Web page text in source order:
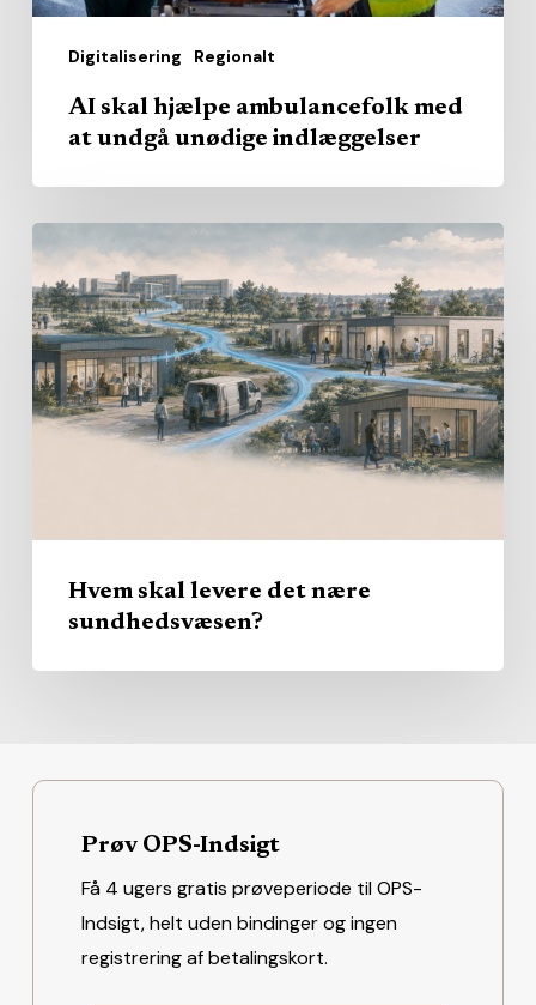
Digitalisering Regionalt
AI skal hjælpe ambulancefolk med
at undgå unødige indlæggelser
skal
levere
det
nære
sundhedsvæsen?
Hvem skal levere det nære
sundhedsvæsen?
Prøv OPS-Indsigt
Få 4 ugers gratis prøveperiode til OPS-
Indsigt, helt uden bindinger og ingen
registrering af betalingskort.